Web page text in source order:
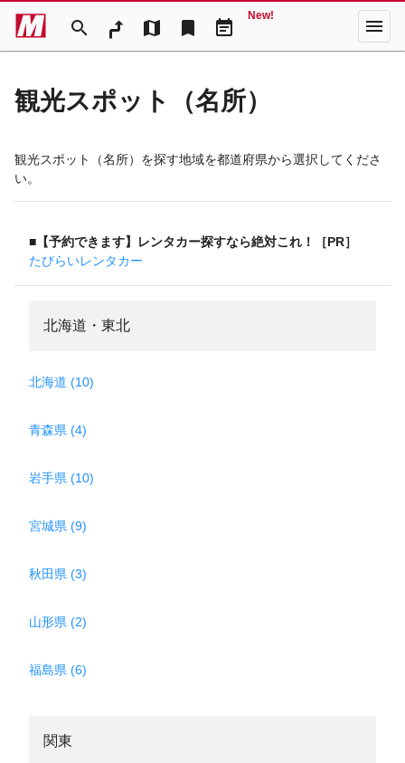
search map bookmark event_note
New! menu
観光スポット（名所）
観光スポット（名所）を探す地域を都道府県から選択してくださ
い。
■【予約できます】レンタカー探すなら絶対これ！［PR］
たびらいレンタカー
北海道・東北
北海道 (10)
青森県 (4)
岩手県 (10)
宮城県 (9)
秋田県 (3)
山形県 (2)
福島県 (6)
関東